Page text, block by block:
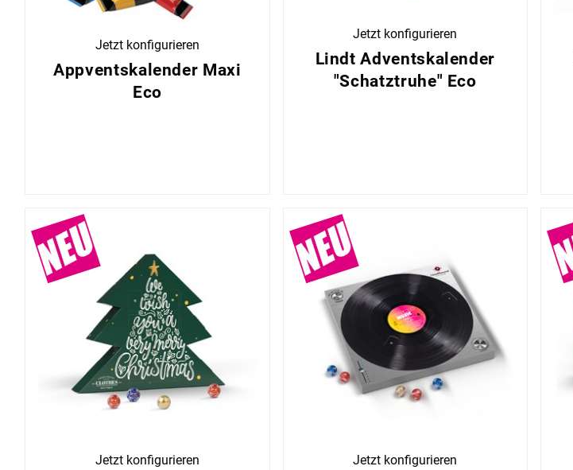
Jetzt konfigurieren
Appventskalender Maxi
Eco
Jetzt konfigurieren
Lindt Adventskalender
"Schatztruhe" Eco
Jetzt konfigurieren Jetzt konfigurieren